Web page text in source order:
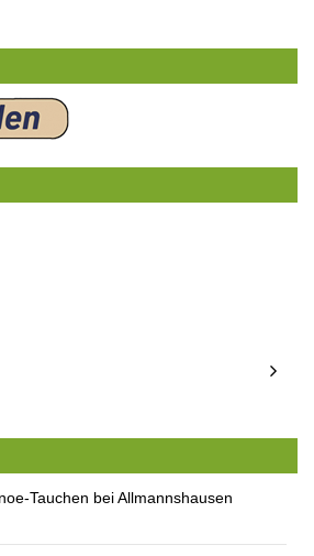
Tauchen bei Allmannshausen